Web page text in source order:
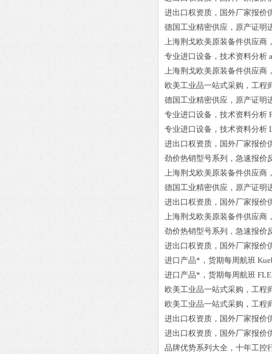
进出口权资质，国外厂家报价
德国工业精密供应，原产证明
上海荆戈欧美原装备件供应商
专业进口设备，技术资料分析
上海荆戈欧美原装备件供应商
欧美工业品一站式采购，工程
德国工业精密供应，原产证明
专业进口设备，技术资料分析
专业进口设备，技术资料分析
进出口权资质，国外厂家报价
劲价热销型号系列，急速报价
上海荆戈欧美原装备件供应商
德国工业精密供应，原产证明
进出口权资质，国外厂家报价
上海荆戈欧美原装备件供应商
劲价热销型号系列，急速报价
进出口权资质，国外厂家报价
进口产品*，货期每周航班
进口产品*，货期每周航班
欧美工业品一站式采购，工程
欧美工业品一站式采购，工程
进出口权资质，国外厂家报价
进出口权资质，国外厂家报价
品牌优势系列大全，十年工控